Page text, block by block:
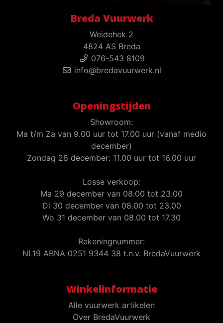
Breda Vuurwerk
Weidehek 2
4824 AS Breda
076-543 8109
info@bredavuurwerk.nl
Openingstijden
Showroom:
Ma t/m Za van 9.00 uur tot 17.00 uur (vanaf medio
december)
Zondag 28 december: 11.00 uur tot 16.00 uur
Losse verkoop:
Ma 29 december van 08.00 tot 23.00
Di 30 december van 08.00 tot 23.00
Wo 31 december van 08.00 tot 17.30
Rekeningnummer:
NL19 ABNA 0251 9344 38 t.n.v. BredaVuurwerk
Winkelinformatie
Alle vuurwerk artikelen
Over BredaVuurwerk